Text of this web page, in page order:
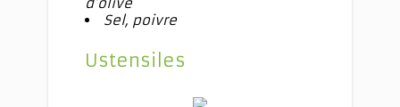
Sel, poivre
Ustensiles